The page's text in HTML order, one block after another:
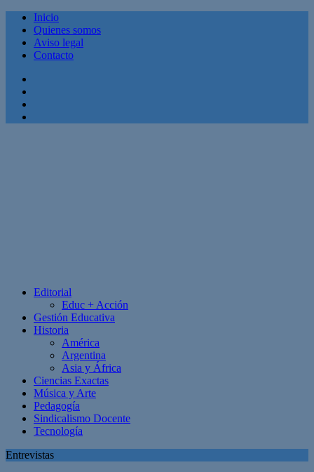
Inicio
Quienes somos
Aviso legal
Contacto
Editorial
Educ + Acción
Gestión Educativa
Historia
América
Argentina
Asia y África
Ciencias Exactas
Música y Arte
Pedagogía
Sindicalismo Docente
Tecnología
Entrevistas